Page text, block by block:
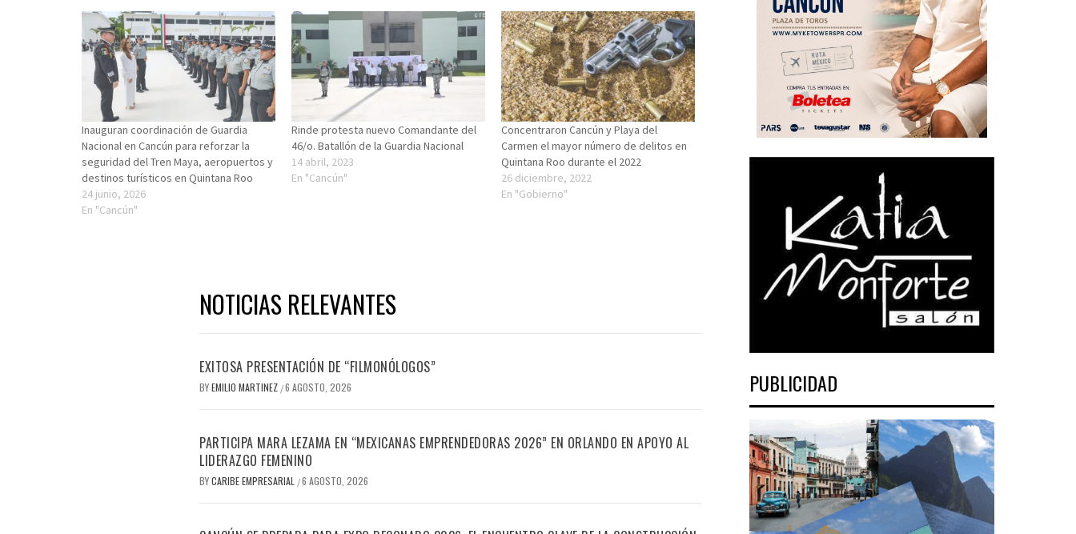
Inauguran coordinación de Guardia
Nacional en Cancún para reforzar la
seguridad del Tren Maya, aeropuertos y
destinos turísticos en Quintana Roo
24 junio, 2026
En "Cancún"
Rinde protesta nuevo Comandante del
46/o. Batallón de la Guardia Nacional
14 abril, 2023
En "Cancún"
Concentraron Cancún y Playa del
Carmen el mayor número de delitos en
Quintana Roo durante el 2022
26 diciembre, 2022
En "Gobierno"
NOTICIAS RELEVANTES
EXITOSA PRESENTACIÓN DE “FILMONÓLOGOS”
BYEMILIO MARTINEZ /6 AGOSTO, 2026
PARTICIPA MARA LEZAMA EN “MEXICANAS EMPRENDEDORAS 2026” EN ORLANDO EN APOYO AL
LIDERAZGO FEMENINO
BYCARIBE EMPRESARIAL /6 AGOSTO, 2026
PUBLICIDAD